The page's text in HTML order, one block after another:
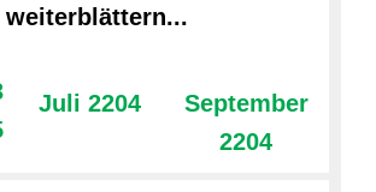
weiterblättern...
Juli 2204
September
2204